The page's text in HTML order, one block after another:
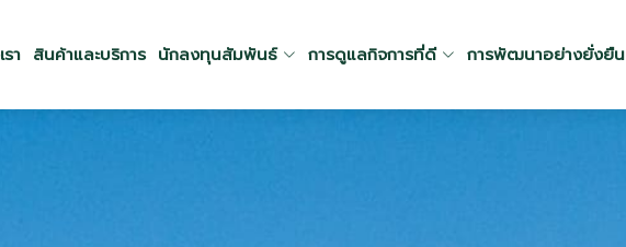
า สินค้าและบริการ นักลงทุนสัมพันธ์ การดูแลกิจการที่ดี การพัฒนาอย่างยั่งยืน